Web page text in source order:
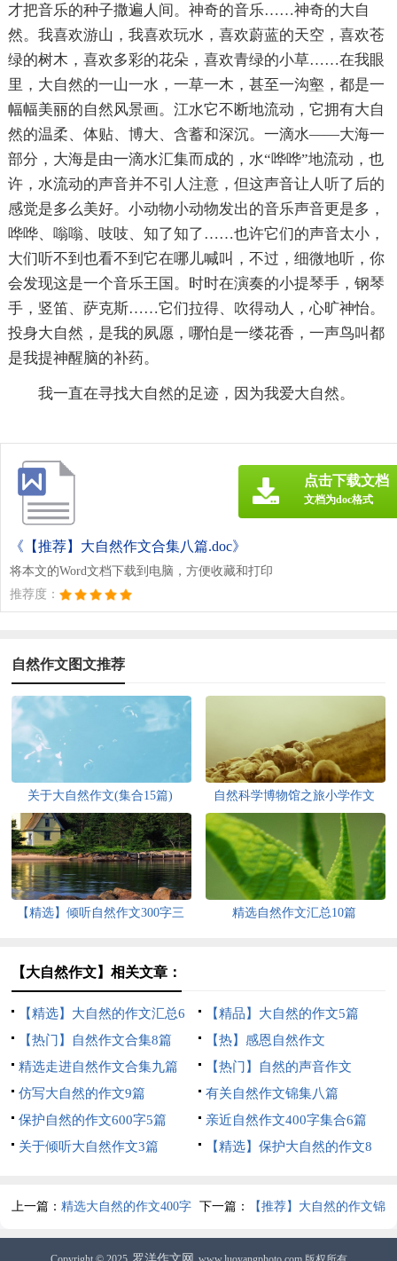
才把音乐的种子撒遍人间。神奇的音乐……神奇的大自
然。我喜欢游山，我喜欢玩水，喜欢蔚蓝的天空，喜欢苍
绿的树木，喜欢多彩的花朵，喜欢青绿的小草……在我眼
里，大自然的一山一水，一草一木，甚至一沟壑，都是一
幅幅美丽的自然风景画。江水它不断地流动，它拥有大自
然的温柔、体贴、博大、含蓄和深沉。一滴水——大海一
部分，大海是由一滴水汇集而成的，水“哗哗”地流动，也
许，水流动的声音并不引人注意，但这声音让人听了后的
感觉是多么美好。小动物小动物发出的音乐声音更是多，
哗哗、嗡嗡、吱吱、知了知了……也许它们的声音太小，
大们听不到也看不到它在哪儿喊叫，不过，细微地听，你
会发现这是一个音乐王国。时时在演奏的小提琴手，钢琴
手，竖笛、萨克斯……它们拉得、吹得动人，心旷神怡。
投身大自然，是我的夙愿，哪怕是一缕花香，一声鸟叫都
是我提神醒脑的补药。
我一直在寻找大自然的足迹，因为我爱大自然。
《【推荐】大自然作文合集八篇.doc》
将本文的Word文档下载到电脑，方便收藏和打印
推荐度：
点击下载文档
文档为doc格式
自然作文图文推荐
关于大自然作文(集合15篇) 自然科学博物馆之旅小学作文
【精选】倾听自然作文300字三
精选自然作文汇总10篇
【大自然作文】相关文章：
【精选】大自然的作文汇总6
篇
【精品】大自然的作文5篇
【热门】自然作文合集8篇
【热】感恩自然作文
精选走进自然作文合集九篇
【热门】自然的声音作文
仿写大自然的作文9篇
有关自然作文锦集八篇
保护自然的作文600字5篇
亲近自然作文400字集合6篇
关于倾听大自然作文3篇
【精选】保护大自然的作文8
上一篇：精选大自然的作文400字
三篇
下一篇： 【推荐】大自然的作文锦
集8篇